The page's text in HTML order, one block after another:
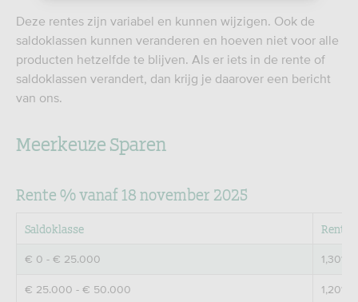
Deze rentes zijn variabel en kunnen wijzigen. Ook de
saldoklassen kunnen veranderen en hoeven niet voor alle
producten hetzelfde te blijven. Als er iets in de rente of
saldoklassen verandert, dan krijg je daarover een bericht
van ons.
Meerkeuze Sparen
Rente % vanaf 18 november 2025
Saldoklasse Rente
€ 0 - € 25.000 1,30%
€ 25.000 - € 50.000 1,20%